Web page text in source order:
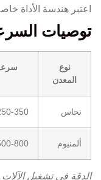
اعتبر هندسة الأداة
توصيات
نوع
المعدن
نحاس 350
ألمنيوم 800
الدقة في تشغيل الآلات